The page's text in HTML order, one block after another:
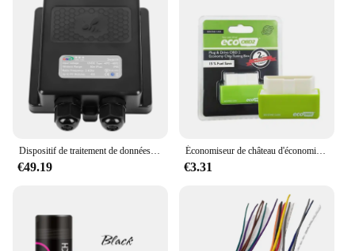
€49.19
Économiseur de château d'économie de voiture, nitroOBD2, dispositif d'optimisation des carburants, économiseur de château économique, boîte de réglage, formateurs de puce, accessoires automobiles
€3.31